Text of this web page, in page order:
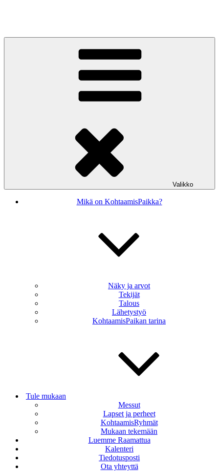
Valikko
Mikä on KohtaamisPaikka?
Näky ja arvot
Tekijät
Talous
Lähetystyö
KohtaamisPaikan tarina
Tule mukaan
Messut
Lapset ja perheet
KohtaamisRyhmät
Mukaan tekemään
Luemme Raamattua
Kalenteri
Tiedotusposti
Ota yhteyttä